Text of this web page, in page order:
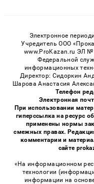
Электронное
Учредитель ООО
www.ProKazan.ru ЭЛ
Федеральной
информационных
Директор: Сидоркин
Шарова Анастасия
Телефон
Электронная
При использовании
гиперссылка на ресурс
применены нормы
смежных правах.
комментарии и
сайте
«На информационном
технологии
информации на